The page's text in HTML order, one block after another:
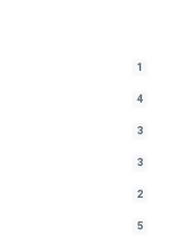
1
4
3
3
2
5